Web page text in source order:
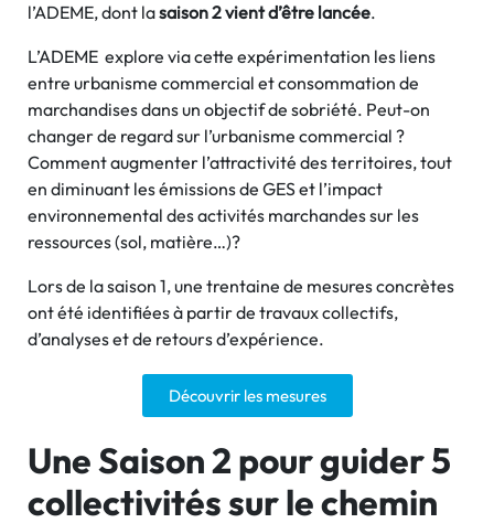
l’ADEME, dont lasaison 2 vient d’être lancée.
L’ADEME explore via cette expérimentation les liens
entre urbanisme commercial et consommation de
marchandises dans un objectif de sobriété. Peut-on
changer de regard sur l’urbanisme commercial ?
Comment augmenter l’attractivité des territoires, tout
en diminuant les émissions de GES et l’impact
environnemental des activités marchandes sur les
ressources (sol, matière…)?
Lors de la saison 1, une trentaine de mesures concrètes
ont été identifiées à partir de travaux collectifs,
d’analyses et de retours d’expérience.
Découvrir les mesures
Une Saison 2 pour guider 5
collectivités sur le chemin